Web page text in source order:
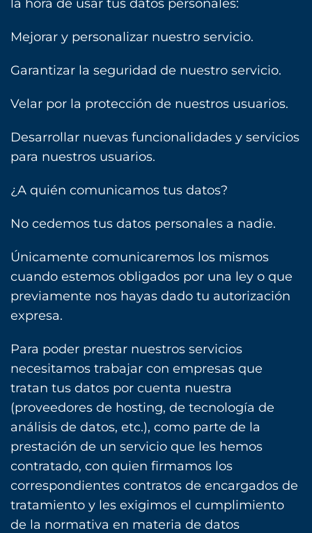
la hora de usar tus datos personales:
Mejorar y personalizar nuestro servicio.
Garantizar la seguridad de nuestro servicio.
Velar por la protección de nuestros usuarios.
Desarrollar nuevas funcionalidades y servicios
para nuestros usuarios.
¿A quién comunicamos tus datos?
No cedemos tus datos personales a nadie.
Únicamente comunicaremos los mismos
cuando estemos obligados por una ley o que
previamente nos hayas dado tu autorización
expresa.
Para poder prestar nuestros servicios
necesitamos trabajar con empresas que
tratan tus datos por cuenta nuestra
(proveedores de hosting, de tecnología de
análisis de datos, etc.), como parte de la
prestación de un servicio que les hemos
contratado, con quien firmamos los
correspondientes contratos de encargados de
tratamiento y les exigimos el cumplimiento
de la normativa en materia de datos